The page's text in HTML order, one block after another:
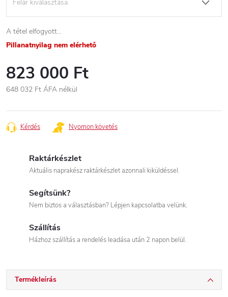
A tétel elfogyott…
Pillanatnyilag nem elérhető
823 000 Ft
648 032 Ft ÁFA nélkül
Kérdés Nyomon követés
Raktárkészlet
Aktuális naprakész raktárkészlet azonnali kiküldéssel.
Segítsünk?
Nem biztos a választásban? Lépjen kapcsolatba velünk.
Szállítás
Házhoz szállítás a rendelés leadása után 2 napon belül.
Termékleírás